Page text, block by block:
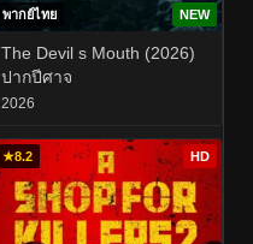
พากย์ไทย NEW
The Devil s Mouth (2026)
ปากปีศาจ
2026
★8.2 HD